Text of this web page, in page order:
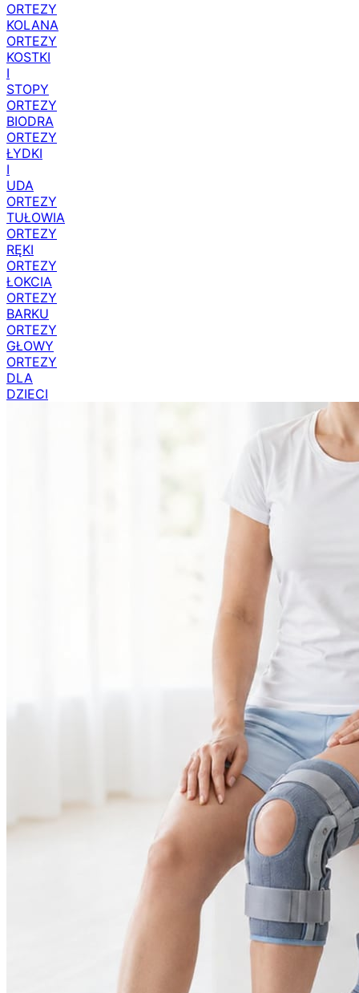
ORTEZY
KOLANA
ORTEZY
KOSTKI
I
STOPY
ORTEZY
BIODRA
ORTEZY
ŁYDKI
I
UDA
ORTEZY
TUŁOWIA
ORTEZY
RĘKI
ORTEZY
ŁOKCIA
ORTEZY
BARKU
ORTEZY
GŁOWY
ORTEZY
DLA
DZIECI